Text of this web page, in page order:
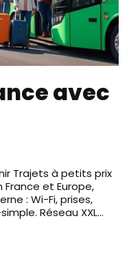
avec
Trajets à petits prix
et Europe,
: Wi-Fi, prises,
Réseau XXL…